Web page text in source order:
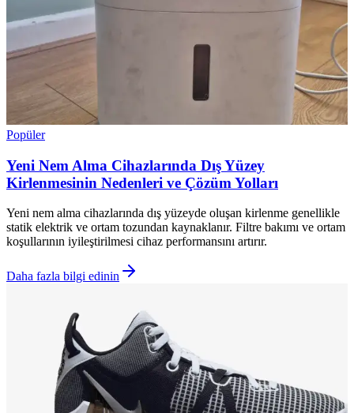
Popüler
Yeni Nem Alma Cihazlarında Dış Yüzey
Kirlenmesinin Nedenleri ve Çözüm Yolları
Yeni nem alma cihazlarında dış yüzeyde oluşan kirlenme genellikle
statik elektrik ve ortam tozundan kaynaklanır. Filtre bakımı ve ortam
koşullarının iyileştirilmesi cihaz performansını artırır.
Daha fazla bilgi edinin